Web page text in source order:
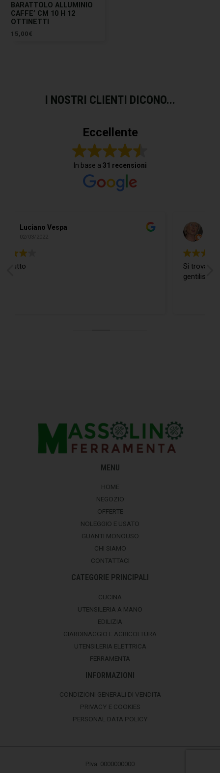
BARATTOLO ALLUMINIO
CAFFE’ CM 10 H 12
OTTINETTI
15,00€
I NOSTRI CLIENTI DICONO...
Eccellente
In base a 31 recensioni
Si trova ogni cosa ed in più il Ragazzo è
MENU
HOME
NEGOZIO
OFFERTE
NOLEGGIO E USATO
GUANTI MONOUSO
CHI SIAMO
CONTATTACI
CATEGORIE PRINCIPALI
CUCINA
UTENSILERIA A MANO
EDILIZIA
GIARDINAGGIO E AGRICOLTURA
UTENSILERIA ELETTRICA
FERRAMENTA
INFORMAZIONI
CONDIZIONI GENERALI DI VENDITA
PRIVACY E COOKIES
PERSONAL DATA POLICY
P.Iva: 0000000000